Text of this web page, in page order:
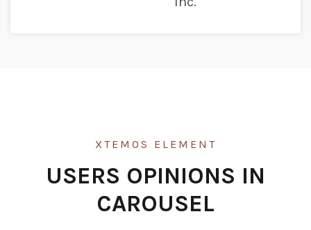
XTEMOS ELEMENT
USERS OPINIONS IN
CAROUSEL